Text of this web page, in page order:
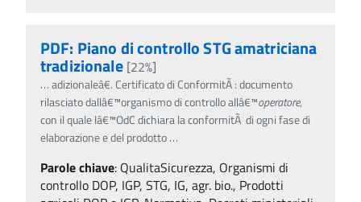
PDF: Piano di controllo STG amatriciana
tradizionale [22%]
…adizionaleâ€. Certificato di ConformitÃ : documento
rilasciato dallâ€™organismo di controllo allâ€™operatore,
con il quale lâ€™OdC dichiara la conformitÃ di ogni fase di
elaborazione e del prodotto…
Parole chiave: QualitaSicurezza, Organismi di
controllo DOP, IGP, STG, IG, agr. bio., Prodotti